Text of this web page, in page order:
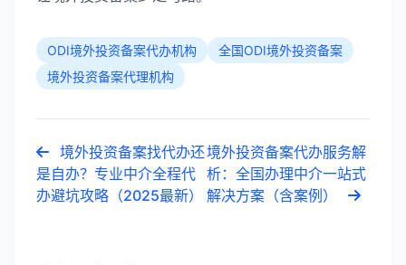
ODI境外投资备案代办机构
全国ODI境外投资备案
境外投资备案代理机构
境外投资备案找代办还
是自办？专业中介全程代
办避坑攻略（2025最新）
境外投资备案代办服务解
析：全国办理中介一站式
解决方案（含案例）